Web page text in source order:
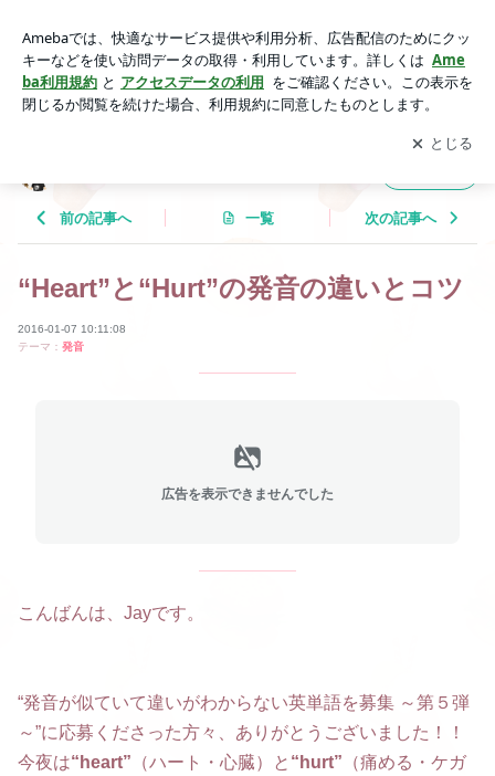
アプリをダウンロードして ブログの更新通知
を受け取りまし
ょう。
開く
前の記事へ 一覧 次の記事へ
“Heart”と“Hurt”の発音の違いとコツ
2016-01-07 10:11:08
テーマ： 発音
広告を表示できませんでした
こんばんは、Jayです。
“発音が似ていて違いがわからない英単語を募集 ～第５弾
～”に応募くださった方々、ありがとうございました！！
今夜は“heart” （ハート・心臓）と “hurt” （痛める・ケガ